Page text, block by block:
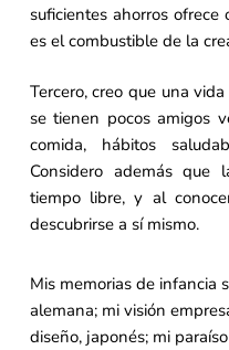
suficientes ahorros
es el combustible de la
Tercero, creo que una
se tienen pocos amigos
comida, hábitos
Considero además
tiempo libre, y al
descubrirse a sí mismo.
Mis memorias de infancia
alemana; mi visión
diseño, japonés; mi